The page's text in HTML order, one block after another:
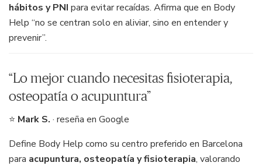
hábitos y PNI para evitar recaídas. Afirma que en Body
Help “no se centran solo en aliviar, sino en entender y
prevenir”.
“Lo mejor cuando necesitas fisioterapia,
osteopatía o acupuntura”
⭐ Mark S. · reseña en Google
Define Body Help como su centro preferido en Barcelona
para acupuntura, osteopatía y fisioterapia, valorando